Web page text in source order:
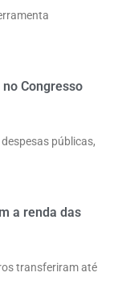
Congresso
públicas,
a renda das
transferiram até